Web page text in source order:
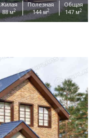
Жилая
88 м2
Полезная
144 м2
Общая
147 м2